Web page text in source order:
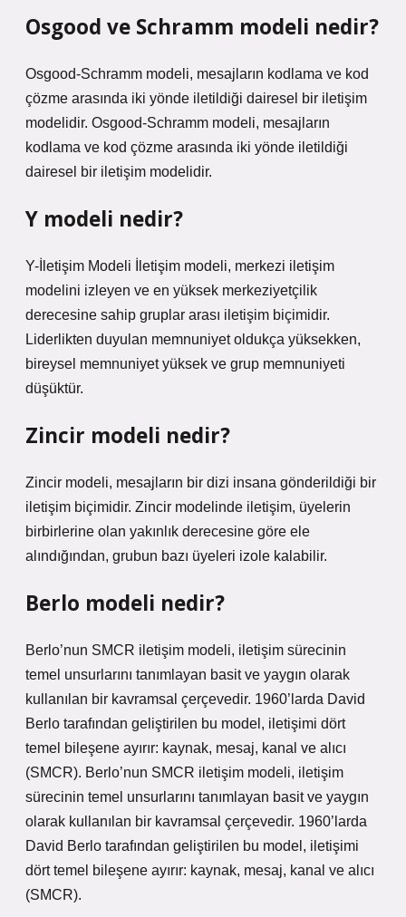
Osgood ve Schramm modeli nedir?
Osgood-Schramm modeli, mesajların kodlama ve kod
çözme arasında iki yönde iletildiği dairesel bir iletişim
modelidir. Osgood-Schramm modeli, mesajların
kodlama ve kod çözme arasında iki yönde iletildiği
dairesel bir iletişim modelidir.
Y modeli nedir?
Y-İletişim Modeli İletişim modeli, merkezi iletişim
modelini izleyen ve en yüksek merkeziyetçilik
derecesine sahip gruplar arası iletişim biçimidir.
Liderlikten duyulan memnuniyet oldukça yüksekken,
bireysel memnuniyet yüksek ve grup memnuniyeti
düşüktür.
Zincir modeli nedir?
Zincir modeli, mesajların bir dizi insana gönderildiği bir
iletişim biçimidir. Zincir modelinde iletişim, üyelerin
birbirlerine olan yakınlık derecesine göre ele
alındığından, grubun bazı üyeleri izole kalabilir.
Berlo modeli nedir?
Berlo’nun SMCR iletişim modeli, iletişim sürecinin
temel unsurlarını tanımlayan basit ve yaygın olarak
kullanılan bir kavramsal çerçevedir. 1960’larda David
Berlo tarafından geliştirilen bu model, iletişimi dört
temel bileşene ayırır: kaynak, mesaj, kanal ve alıcı
(SMCR). Berlo’nun SMCR iletişim modeli, iletişim
sürecinin temel unsurlarını tanımlayan basit ve yaygın
olarak kullanılan bir kavramsal çerçevedir. 1960’larda
David Berlo tarafından geliştirilen bu model, iletişimi
dört temel bileşene ayırır: kaynak, mesaj, kanal ve alıcı
(SMCR).